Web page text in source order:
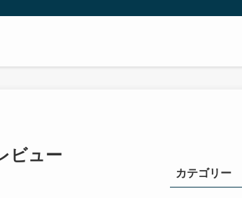
ビュー
カテゴリー